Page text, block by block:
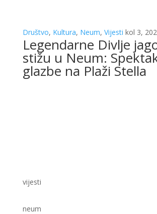
Društvo, Kultura, Neum, Vijesti kol 3,
Legendarne Divlje
stižu u Neum:
glazbe na Plaži Stella
vijesti
neum